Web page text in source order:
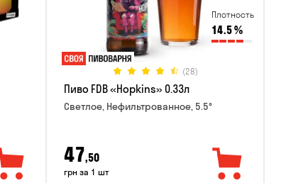
Плотность
14.5%
(28)
Пиво FDB «Hopkins» 0.33л
Светлое, Нефильтрованное, 5.5°
47,50
грн за 1 шт